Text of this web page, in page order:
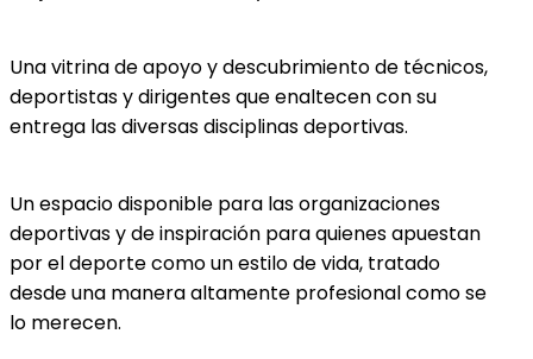
Una vitrina de apoyo y descubrimiento de técnicos,
deportistas y dirigentes que enaltecen con su
entrega las diversas disciplinas deportivas.
Un espacio disponible para las organizaciones
deportivas y de inspiración para quienes apuestan
por el deporte como un estilo de vida, tratado
desde una manera altamente profesional como se
lo merecen.